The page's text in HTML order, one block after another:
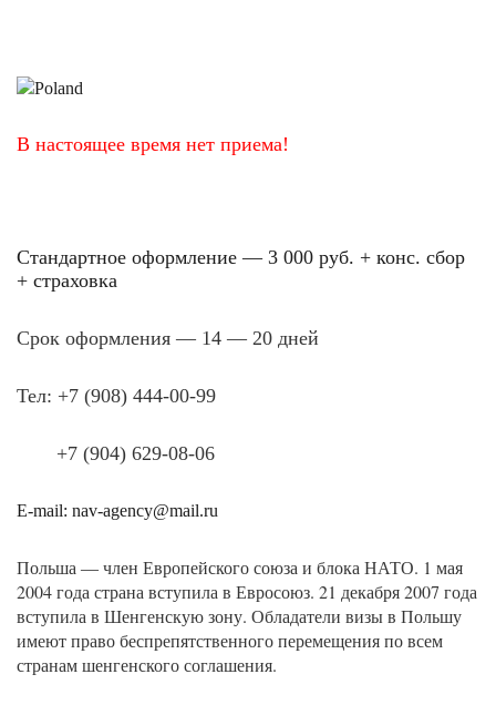
В настоящее время нет приема!
Стандартное оформление — 3 000 руб. + конс. сбор
+ страховка
Срок оформления — 14 — 20 дней
Тел: +7 (908) 444-00-99
+7 (904) 629-08-06
E-mail: nav-agency@mail.ru
Польша — член Европейского союза и блока НАТО. 1 мая
2004 года страна вступила в Евросоюз. 21 декабря 2007 года
вступила в Шенгенскую зону. Обладатели визы в Польшу
имеют право беспрепятственного перемещения по всем
странам шенгенского соглашения.